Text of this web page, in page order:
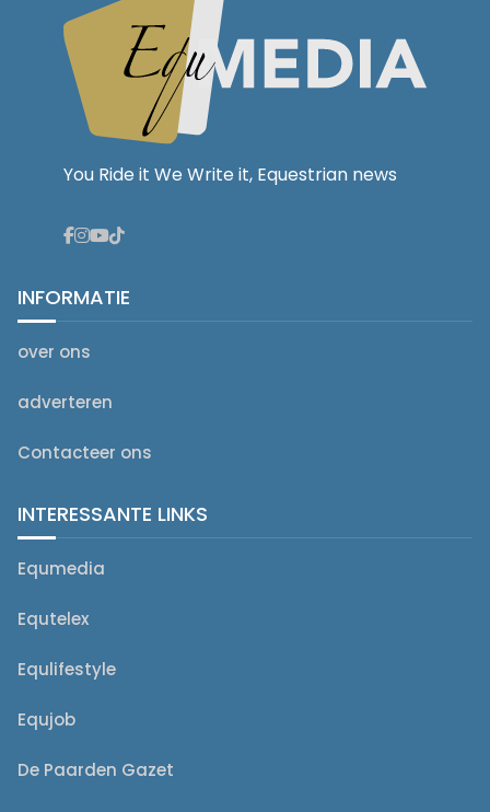
You Ride it We Write it, Equestrian news
INFORMATIE
over ons
adverteren
Contacteer ons
INTERESSANTE LINKS
Equmedia
Equtelex
Equlifestyle
Equjob
De Paarden Gazet